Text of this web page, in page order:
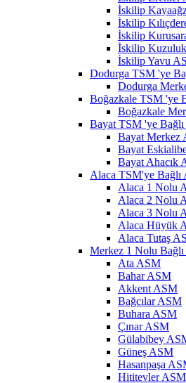
İskilip
İskilip
İskilip
İskilip
İskilip Yavu
Dodurga TSM 'ye
Dodurga
Boğazkale TSM 'ye
Boğazkale
Bayat TSM 'ye
Bayat Merkez
Bayat
Bayat Ahacık
Alaca TSM'ye Bağlı
Alaca 1 Nolu
Alaca 2 Nolu
Alaca 3 Nolu
Alaca Hüyük
Alaca Tutaş
Merkez 1 Nolu
Ata ASM
Bahar ASM
Akkent ASM
Bağcılar ASM
Buhara ASM
Çınar ASM
Gülabibey
Güneş ASM
Hasanpaşa
Hititevler ASM